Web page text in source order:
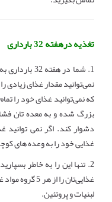
تغذیه درهفته 32 بارداری
1. شما در
نمی‌توانید مقدار غذای
که نمی‌توانید غذای خود را
بزرگ شده و به معده‌ تان
دشوار کند. اگر نمی
غذایی خود را به وعده ‌های
2. تنها این را به خاطر بسپارید (
غذایی‌تان را
لبنیات و پروتئین.